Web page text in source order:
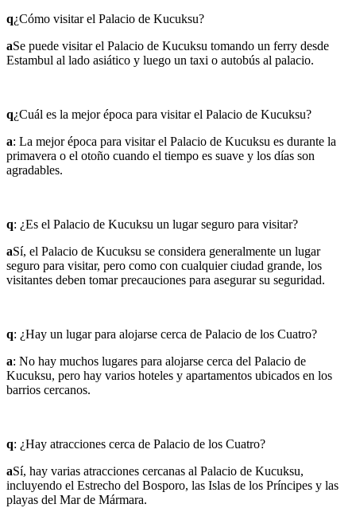
q¿Cómo visitar el Palacio de Kucuksu?
aSe puede visitar el Palacio de Kucuksu tomando un ferry desde
Estambul al lado asiático y luego un taxi o autobús al palacio.
q¿Cuál es la mejor época para visitar el Palacio de Kucuksu?
a: La mejor época para visitar el Palacio de Kucuksu es durante la
primavera o el otoño cuando el tiempo es suave y los días son
agradables.
q: ¿Es el Palacio de Kucuksu un lugar seguro para visitar?
aSí, el Palacio de Kucuksu se considera generalmente un lugar
seguro para visitar, pero como con cualquier ciudad grande, los
visitantes deben tomar precauciones para asegurar su seguridad.
q: ¿Hay un lugar para alojarse cerca de Palacio de los Cuatro?
a: No hay muchos lugares para alojarse cerca del Palacio de
Kucuksu, pero hay varios hoteles y apartamentos ubicados en los
barrios cercanos.
q: ¿Hay atracciones cerca de Palacio de los Cuatro?
aSí, hay varias atracciones cercanas al Palacio de Kucuksu,
incluyendo el Estrecho del Bosporo, las Islas de los Príncipes y las
playas del Mar de Mármara.